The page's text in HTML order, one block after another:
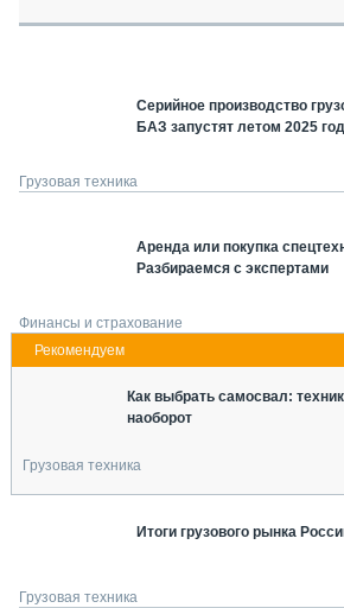
СТАТЬИ ПО КАТЕГОРИЯМ ТЕХНИКИ
Серийное производство
БАЗ запустят летом 2025
Грузовая техника
Аренда или покупка
Разбираемся с экспертами
Финансы и страхование
Как выбрать самосвал:
наоборот
Грузовая техника
Итоги грузового рынка
Грузовая техника